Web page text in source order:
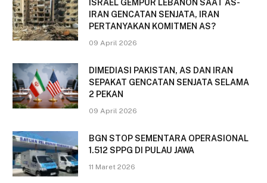
ISRAEL GEMPUR LEBANON SAAT AS-
IRAN GENCATAN SENJATA, IRAN
PERTANYAKAN KOMITMEN AS?
09 April 2026
DIMEDIASI PAKISTAN, AS DAN IRAN
SEPAKAT GENCATAN SENJATA SELAMA
2 PEKAN
09 April 2026
BGN STOP SEMENTARA OPERASIONAL
1.512 SPPG DI PULAU JAWA
11 Maret 2026